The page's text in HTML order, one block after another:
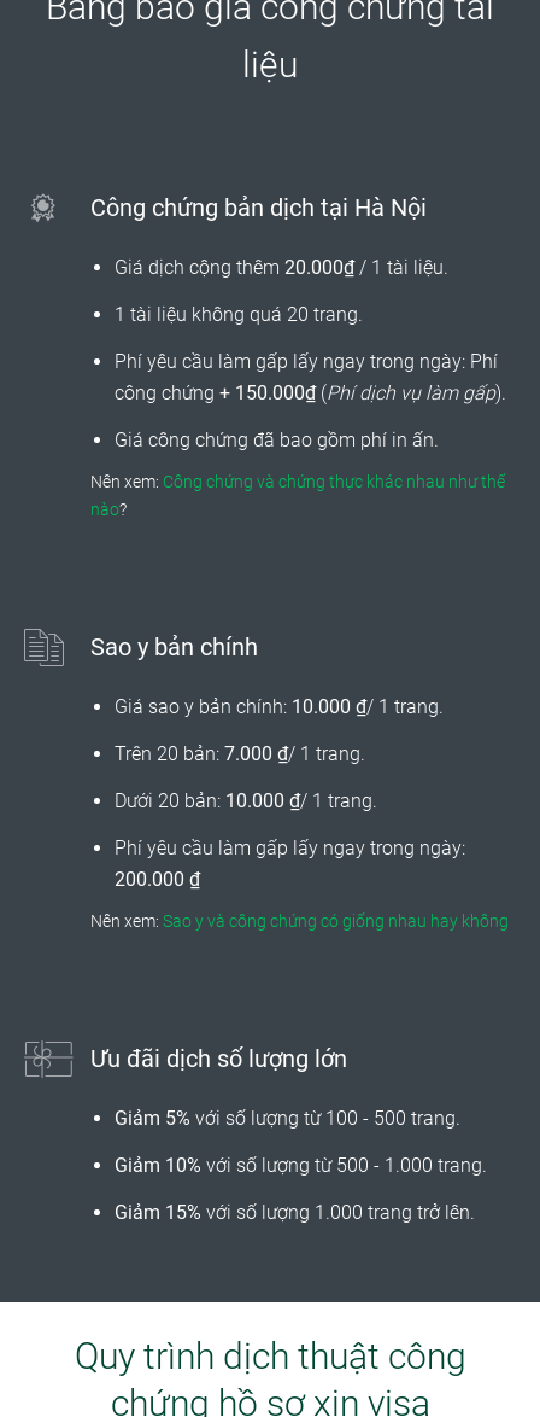
liệu
Công chứng bản dịch tại Hà Nội
Giá dịch cộng thêm 20.000₫/ 1 tài liệu.
1 tài liệu không quá 20 trang.
Phí yêu cầu làm gấp lấy ngay trong ngày: Phí
công chứng + 150.000₫(Phí dịch vụ làm gấp).
Giá công chứng đã bao gồm phí in ấn.
Nên xem: Công chứng và chứng thực khác nhau như thế
nào?
Sao y bản chính
Giá sao y bản chính: 10.000 ₫/ 1 trang.
Trên 20 bản: 7.000 ₫/ 1 trang.
Dưới 20 bản: 10.000 ₫/ 1 trang.
Phí yêu cầu làm gấp lấy ngay trong ngày:
200.000 ₫
Nên xem: Sao y và công chứng có giống nhau hay không
Ưu đãi dịch số lượng lớn
Giảm 5% với số lượng từ 100 - 500 trang.
Giảm 10% với số lượng từ 500 - 1.000 trang.
Giảm 15% với số lượng 1.000 trang trở lên.
Quy trình dịch thuật công
chứng hồ sơ xin visa